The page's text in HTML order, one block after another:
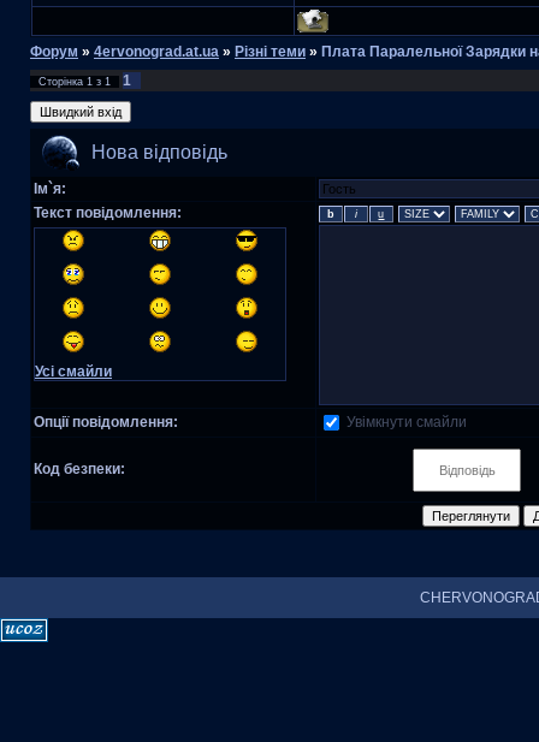
Форум » 4ervonograd.at.ua » Різні теми » Плата Паралельної Зарядки
Сторінка 1 з 1 1
Нова відповідь
Ім`я:
Текст повідомлення:
Усі смайли
Опції повідомлення: Увімкнути смайли
Код безпеки: